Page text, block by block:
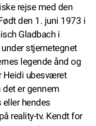
rejse med den
den 1. juni 1973 i
Gladbach i
stjernetegnet
legende ånd og
Heidi ubesværet
er gennem
hendes
reality-tv. Kendt for